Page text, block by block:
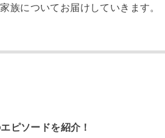
族についてお届けしていきます。
ピソードを紹介！